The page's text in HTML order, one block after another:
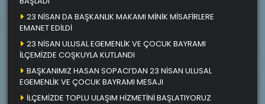
23 NİSAN DA BAŞKANLIK MAKAMI MİNİK MİSAFİRLERE
EMANET EDİLDİ
23 NİSAN ULUSAL EGEMENLİK VE ÇOCUK BAYRAMI
İLÇEMİZDE COŞKUYLA KUTLANDI
BAŞKANIMIZ HASAN SOPACI’DAN 23 NİSAN ULUSAL
EGEMENLİK VE ÇOCUK BAYRAMI MESAJI
İLÇEMİZDE TOPLU ULAŞIM HİZMETİNİ BAŞLATIYORUZ